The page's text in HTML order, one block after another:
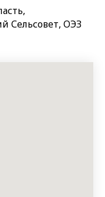
Сельсовет, ОЭЗ